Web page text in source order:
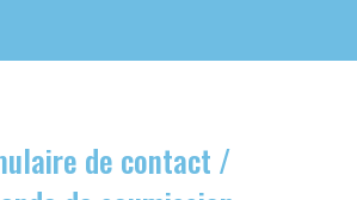
de contact /